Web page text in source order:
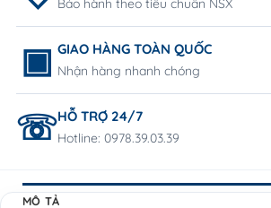
Bảo hành theo tiêu chuẩn NSX
GIAO HÀNG TOÀN QUỐC
Nhận hàng nhanh chóng
HỖ TRỢ 24/7
Hotline: 0978.39.03.39
MÔ TẢ